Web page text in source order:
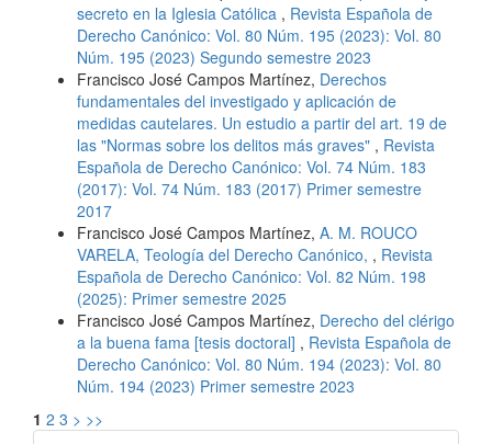
secreto en la Iglesia Católica , Revista Española de
Derecho Canónico: Vol. 80 Núm. 195 (2023): Vol. 80
Núm. 195 (2023) Segundo semestre 2023
Francisco José Campos Martínez, Derechos
fundamentales del investigado y aplicación de
medidas cautelares. Un estudio a partir del art. 19 de
las "Normas sobre los delitos más graves" , Revista
Española de Derecho Canónico: Vol. 74 Núm. 183
(2017): Vol. 74 Núm. 183 (2017) Primer semestre
2017
Francisco José Campos Martínez, A. M. ROUCO
VARELA, Teología del Derecho Canónico, , Revista
Española de Derecho Canónico: Vol. 82 Núm. 198
(2025): Primer semestre 2025
Francisco José Campos Martínez, Derecho del clérigo
a la buena fama [tesis doctoral] , Revista Española de
Derecho Canónico: Vol. 80 Núm. 194 (2023): Vol. 80
Núm. 194 (2023) Primer semestre 2023
1 2 3 > >>